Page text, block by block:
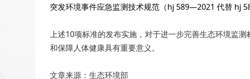
突发环境事件应急监测技术规范（hj 589—2021 代替 hj
上述10项标准的发布实施，对于进一步完善生态环境监
和保障人体健康具有重要意义。
文章来源：生态环境部